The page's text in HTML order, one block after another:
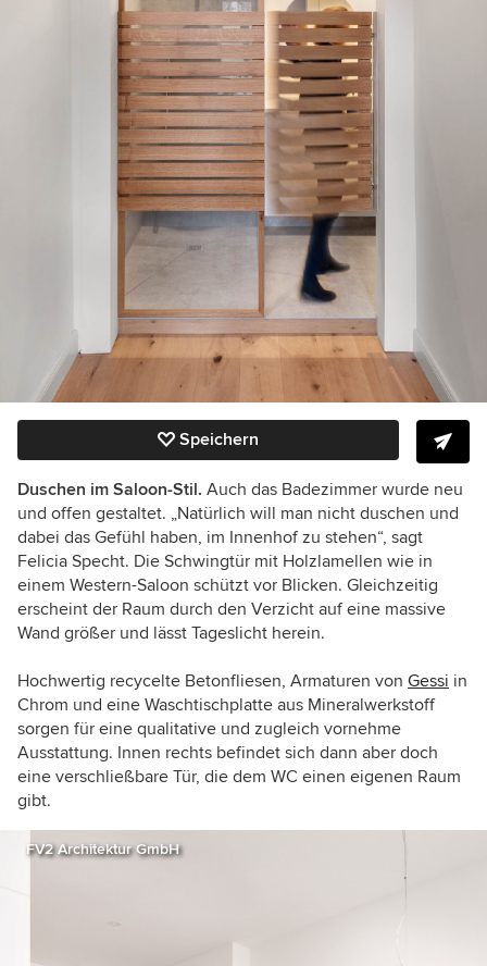
Speichern
Duschen im Saloon-Stil. Auch das Badezimmer wurde neu
und offen gestaltet. „Natürlich will man nicht duschen und
dabei das Gefühl haben, im Innenhof zu stehen“, sagt
Felicia Specht. Die Schwingtür mit Holzlamellen wie in
einem Western-Saloon schützt vor Blicken. Gleichzeitig
erscheint der Raum durch den Verzicht auf eine massive
Wand größer und lässt Tageslicht herein.
Hochwertig recycelte Betonfliesen, Armaturen von Gessi in
Chrom und eine Waschtischplatte aus Mineralwerkstoff
sorgen für eine qualitative und zugleich vornehme
Ausstattung. Innen rechts befindet sich dann aber doch
eine verschließbare Tür, die dem WC einen eigenen Raum
gibt.
FV2 Architektur GmbH